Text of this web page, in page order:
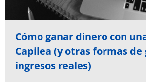
Cómo ganar dinero con
Capilea (y otras formas de
ingresos reales)